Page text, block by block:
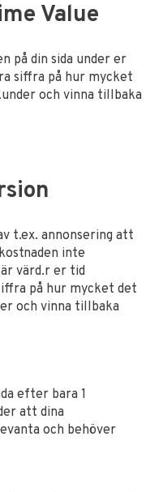
Value
på din sida under er
siffra på hur mycket
och vinna tillbaka
t.ex. annonsering att
inte
värd.r er tid
på hur mycket det
och vinna tillbaka
efter bara 1
att dina
och behöver